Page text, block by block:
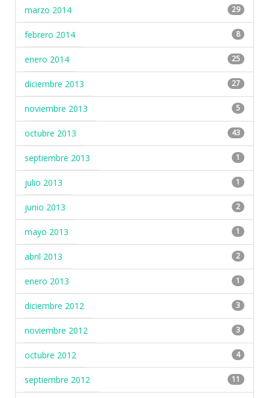
marzo 2014 29
febrero 2014 8
enero 2014 25
diciembre 2013 27
noviembre 2013 5
octubre 2013 43
septiembre 2013 1
julio 2013 1
junio 2013 2
mayo 2013 1
abril 2013 2
enero 2013 1
diciembre 2012 3
noviembre 2012 3
octubre 2012 4
septiembre 2012 11